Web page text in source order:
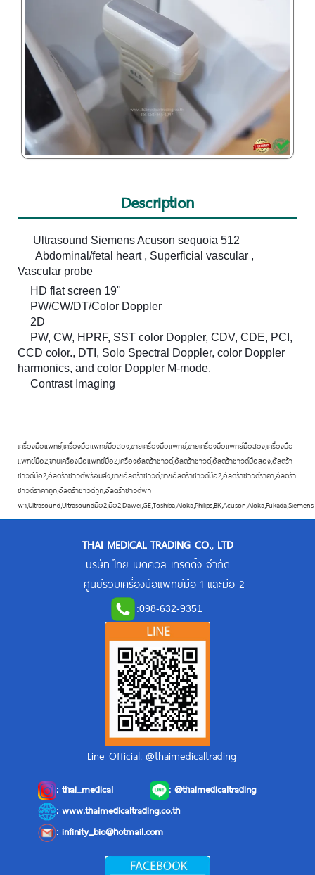
Description
Ultrasound Siemens Acuson sequoia 512
Abdominal/fetal heart , Superficial vascular ,
Vascular probe
HD flat screen 19"
PW/CW/DT/Color Doppler
2D
PW, CW, HPRF, SST color Doppler, CDV, CDE, PCI,
CCD color., DTI, Solo Spectral Doppler, color Doppler
harmonics, and color Doppler M-mode.
Contrast Imaging
เครื่องมือแพทย์,เครื่องมือแพทย์มือสอง,ขายเครื่องมือแพทย์,ขายเครื่องมือแพทย์มือสอง,เครื่องมือ
แพทย์มือ2,ขายเครื่องมือแพทย์มือ2,เครื่องอัลตร้าซาวด์,อัลตร้าซาวด์,อัลตร้าซาวด์มือสอง,อัลตร้า
ซาวด์มือ2,อัลตร้าซาวด์พร้อมส่ง,ขายอัลตร้าซาวด์,ขายอัลตร้าซาวด์มือ2,อัลตร้าซาวด์ราคา,อัลตร้า
ซาวด์ราคาถูก,อัลตร้าซาวด์ถูก,อัลตร้าซาวด์พก
พา,Ultrasound,Ultrasoundมือ2,มือ2,Dawei,GE,Toshiba,Aloka,Philips,BK,Acuson,Aloka,Fukada,Siemens
THAI MEDICAL TRADING CO., LTD
บริษัท ไทย เมดิคอล เทรดดิ้ง จำกัด
ศูนย์รวมเครื่องมือแพทย์มือ 1 และมือ 2
:098-632-9351
Line Official: @thaimedicaltrading
:thai_medical : @thaimedicaltrading
: www.thaimedicaltrading.co.th
:infinity_bio@hotmail.com